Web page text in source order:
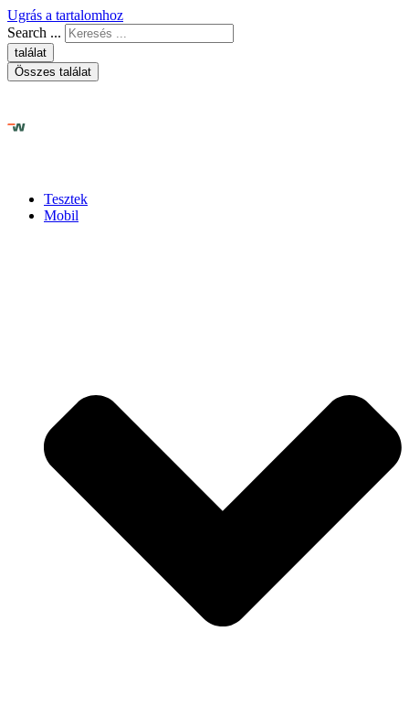
Ugrás a tartalomhoz
Search ...
találat
Összes találat
Tesztek
Mobil